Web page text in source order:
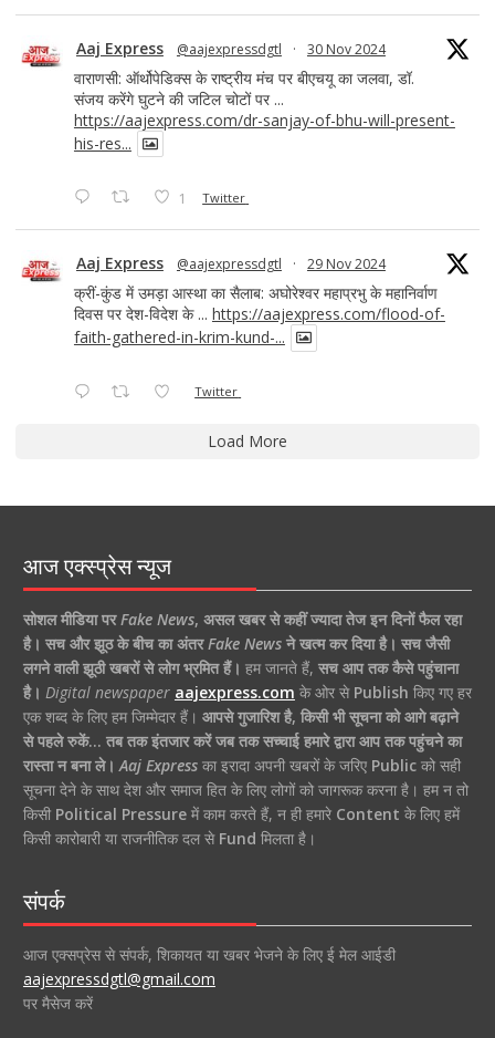
Aaj Express @aajexpressdgtl · 30 Nov 2024
वाराणसी: ऑर्थोपेडिक्स के राष्ट्रीय मंच पर बीएचयू का जलवा, डॉ.
संजय करेंगे घुटने की जटिल चोटों पर ...
https://aajexpress.com/dr-sanjay-of-bhu-will-present-
his-res...
1 Twitter
Aaj Express @aajexpressdgtl · 29 Nov 2024
क्रीं-कुंड में उमड़ा आस्था का सैलाब: अघोरेश्वर महाप्रभु के महानिर्वाण
दिवस पर देश-विदेश के ... https://aajexpress.com/flood-of-
faith-gathered-in-krim-kund-...
Twitter
Load More
आज एक्स्प्रेस न्यूज
सोशल मीडिया पर Fake News, असल खबर से कहीं ज्यादा तेज इन दिनों फैल रहा
है। सच और झूठ के बीच का अंतर Fake Newsने खत्म कर दिया है। सच जैसी
लगने वाली झूठी खबरों से लोग भ्रमित हैं। हम जानते हैं, सच आप तक कैसे पहुंचाना
है। Digital newspaper aajexpress.com के ओर से Publish किए गए हर
एक शब्द के लिए हम जिम्मेदार हैं। आपसे गुजारिश है, किसी भी सूचना को आगे बढ़ाने
से पहले रुकें… तब तक इंतजार करें जब तक सच्चाई हमारे द्वारा आप तक पहुंचने का
रास्ता न बना ले। Aaj Expressका इरादा अपनी खबरों के जरिए Publicको सही
सूचना देने के साथ देश और समाज हित के लिए लोगों को जागरूक करना है। हम न तो
किसी Political Pressureमें काम करते हैं, न ही हमारे Content के लिए हमें
किसी कारोबारी या राजनीतिक दल से Fund मिलता है।
संपर्क
आज एक्सप्रेस से संपर्क, शिकायत या खबर भेजने के लिए ई मेल आईडी
aajexpressdgtl@gmail.com
पर मैसेज करें